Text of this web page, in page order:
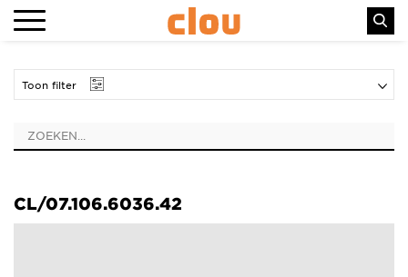
Toon filter
CL/07.106.6036.42